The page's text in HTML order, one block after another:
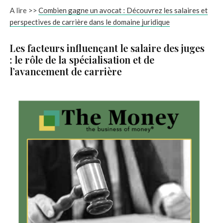
A lire >> Combien gagne un avocat : Découvrez les salaires et
perspectives de carrière dans le domaine juridique
Les facteurs influençant le salaire des juges
: le rôle de la spécialisation et de
l’avancement de carrière